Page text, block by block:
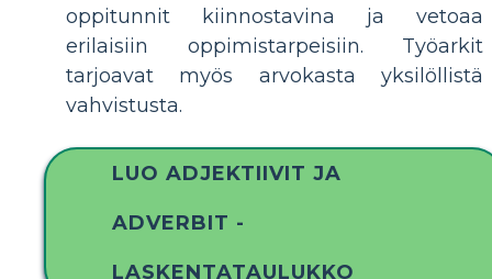
oppitunnit kiinnostavina ja vetoaa
erilaisiin oppimistarpeisiin. Työarkit
tarjoavat myös arvokasta yksilöllistä
vahvistusta.
LUO ADJEKTIIVIT JA
ADVERBIT -
LASKENTATAULUKKO